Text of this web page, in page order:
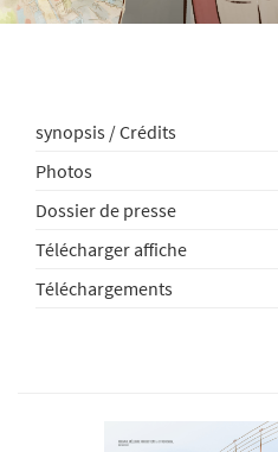
synopsis / Crédits
Photos
Dossier de presse
Télécharger affiche
Téléchargements